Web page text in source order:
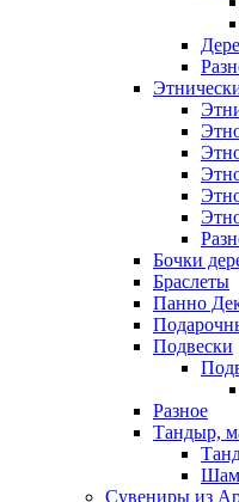
Бочки
Браслеты
Панно
Подвески
Разное
Тандыр,
Сувениры из